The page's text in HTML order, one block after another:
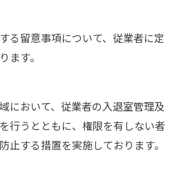
る留意事項について、従業者に定
ます。
において、従業者の入退室管理及
行うとともに、権限を有しない者
止する措置を実施しております。